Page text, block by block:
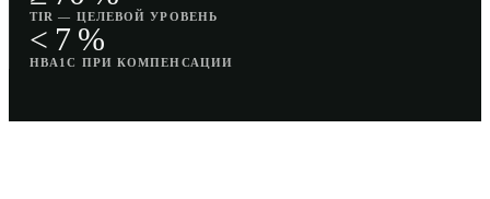
TIR — ЦЕЛЕВОЙ УРОВЕНЬ
< 7 %
HBA1C ПРИ КОМПЕНСАЦИИ